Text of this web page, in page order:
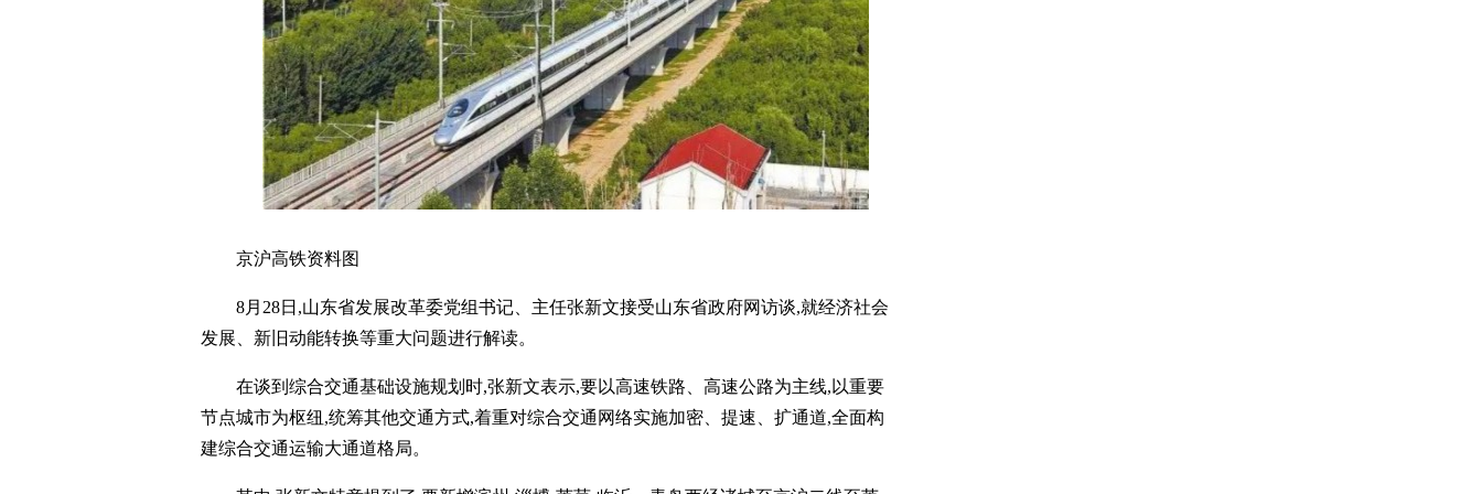
京沪高铁资料图
8月28日,山东省发展改革委党组书记、主任张新文接受山东省政府网访谈,就经济社会
发展、新旧动能转换等重大问题进行解读。
在谈到综合交通基础设施规划时,张新文表示,要以高速铁路、高速公路为主线,以重要
节点城市为枢纽,统筹其他交通方式,着重对综合交通网络实施加密、提速、扩通道,全面构
建综合交通运输大通道格局。